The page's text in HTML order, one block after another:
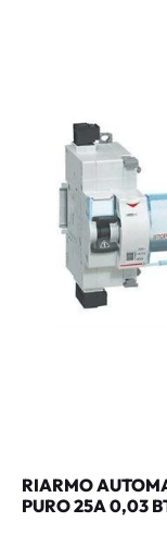
RIARMO
PURO 25A 0,03